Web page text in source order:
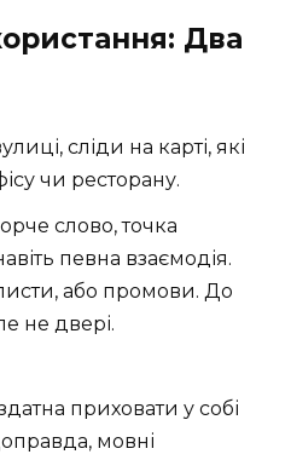
Два
сліди на карті, які
чи ресторану.
слово, точка
певна взаємодія.
листи, або промови. До
не двері.
приховати у собі
мовні